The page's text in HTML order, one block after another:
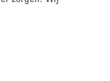
500+ m²